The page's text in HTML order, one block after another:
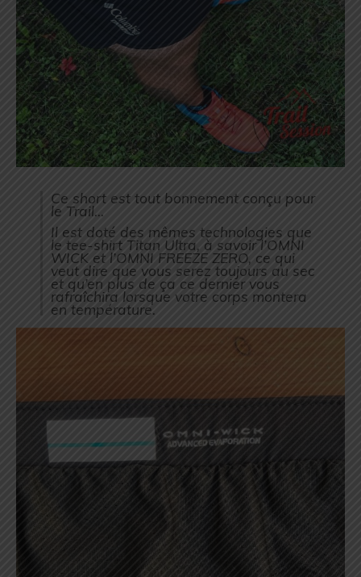
Ce short est tout bonnement conçu pour
le Trail…
Il est doté des mêmes technologies que
le tee-shirt Titan Ultra, à savoir l’OMNI
WICK et l’OMNI FREEZE ZERO, ce qui
veut dire que vous serez toujours au sec
et qu’en plus de ça ce dernier vous
rafraîchira lorsque votre corps montera
en température.